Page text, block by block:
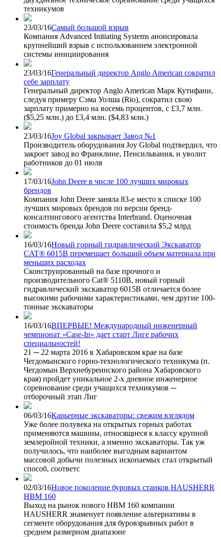
техникумов
23/03/16Самый большой взрыв
Компания Advanced Initiating Systems анонсировала
крупнейший взрыв с использованием электронной
системы инициирования
23/03/16Генеральный директор Anglo American сократил
себе зарплату
Генеральный директор Anglo American Марк Кутифани,
следуя примеру Сэма Уолша (Rio), сократил свою
зарплату примерно на восемь процентов, с £3,7 млн.
($5,25 млн.) до £3,4 млн. ($4,83 млн.)
23/03/16Joy Global закрывает Завод №1
Производитель оборудования Joy Global подтвердил, что
закроет завод во Франклине, Пенсильвания, и уволит
работников до 01 июля
17/03/16John Deere в числе 100 лучших мировых
брендов
Компания John Deere заняла 83-е место в списке 100
лучших мировых брендов по версии бренд-
консалтингового агентства Interbrand. Оценочная
стоимость бренда John Deere составила $5,2 млрд
16/03/16Новый горный гидравлический Экскаватор
CAT® 6015B перемещает больший объем материала при
меньших расходах
Сконструированный на базе прочного и
производительного Cat® 5110B, новый горный
гидравлический экскаватор 6015B отличается более
высокими рабочими характеристиками, чем другие 100-
тонные экскаваторы
16/03/16ВПЕРВЫЕ! Международный инженерный
чемпионат «Case-In» дает старт Лиге рабочих
специальностей!
21 ─ 22 марта 2016 в Хабаровском крае на базе
Чегдомынского горно-технологического техникума (п.
Чегдомын Верхнебуреинского района Хабаровского
края) пройдет уникальное 2-х дневное инженерное
соревнование среди учащихся техникумов ─
отборочный этап Лиг
06/03/16Карьерные экскаваторы: свежим взглядом
Уже более полувека на открытых горных работах
применяются машины, относящиеся к классу крупной
землеройной техники, а именно экскаваторы. Так уж
получилось, что наиболее выгодным вариантом
массовой добычи полезных ископаемых стал открытый
способ, соответс
02/03/16Новое поколение буровых станков HAUSHERR
HBM 160
Выход на рынок нового HBM 160 компании
HAUSHERR знаменует появление альтернативы в
сегменте оборудования для буровзрывных работ в
среднем размерном диапазоне